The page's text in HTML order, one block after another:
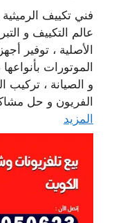
فني تكييف
عالم التكييف و
الأصلية ، توفير
الموتورات
و الصيانة ، تركيب
الفريون و حل
المزيد